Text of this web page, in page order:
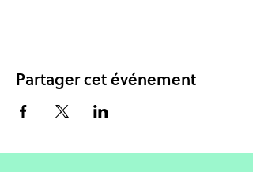
Partager cet événement